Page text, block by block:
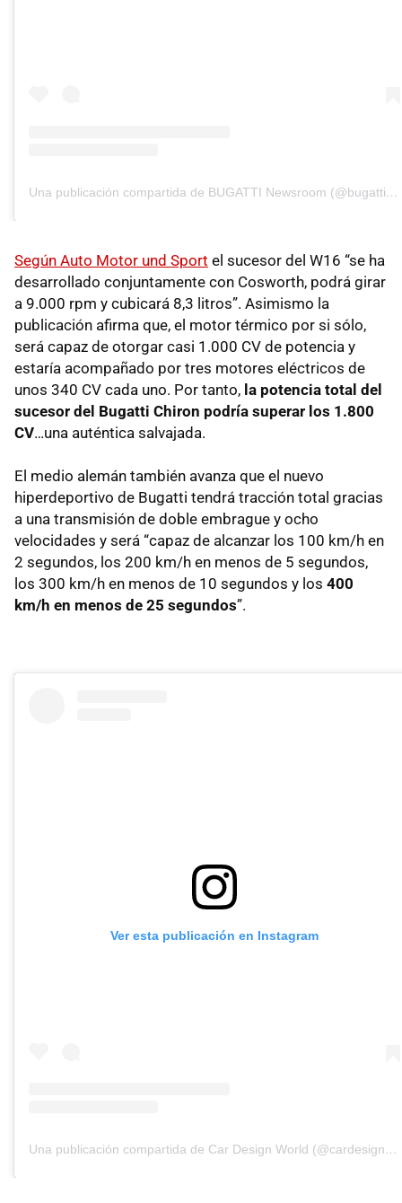
Una publicación compartida de BUGATTI Newsroom (@bugatti_newsroom)
Según Auto Motor und Sport el sucesor del W16 “se ha
desarrollado conjuntamente con Cosworth, podrá girar
a 9.000 rpm y cubicará 8,3 litros”. Asimismo la
publicación afirma que, el motor térmico por si sólo,
será capaz de otorgar casi 1.000 CV de potencia y
estaría acompañado por tres motores eléctricos de
unos 340 CV cada uno. Por tanto, la potencia total del
sucesor del Bugatti Chiron podría superar los 1.800
CV…una auténtica salvajada.
El medio alemán también avanza que el nuevo
hiperdeportivo de Bugatti tendrá tracción total gracias
a una transmisión de doble embrague y ocho
velocidades y será “capaz de alcanzar los 100 km/h en
2 segundos, los 200 km/h en menos de 5 segundos,
los 300 km/h en menos de 10 segundos y los 400
km/h en menos de 25 segundos”.
Ver esta publicación en Instagram
Una publicación compartida de Car Design World (@cardesignworld)